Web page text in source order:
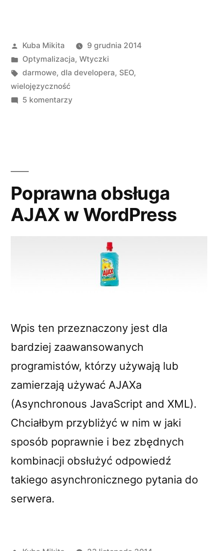
SEO
by
Yoast
–
Opublikowane
przez
Kuba Mikita
9 grudnia 2014
Opublikowano
w
Optymalizacja, Wtyczki
Tagi:
darmowe, dla developera, SEO,
wielojęzyczność
5 komentarzydo
–
tytuły
Poprawna obsługa
AJAX w WordPress
Wpis ten przeznaczony jest dla
bardziej zaawansowanych
programistów, którzy używają lub
zamierzają używać AJAXa
(Asynchronous JavaScript and XML).
Chciałbym przybliżyć w nim w jaki
sposób poprawnie i bez zbędnych
kombinacji obsłużyć odpowiedź
takiego asynchronicznego pytania do
serwera.